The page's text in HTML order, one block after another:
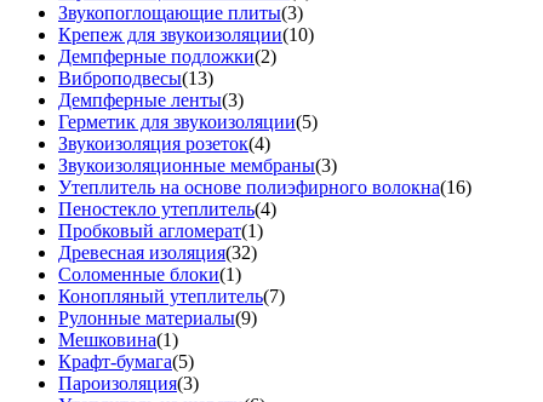
Звукопоглощающие плиты(3)
Крепеж для звукоизоляции(10)
Демпферные подложки(2)
Виброподвесы(13)
Демпферные ленты(3)
Герметик для звукоизоляции(5)
Звукоизоляция розеток(4)
Звукоизоляционные мембраны(3)
Утеплитель на основе полиэфирного волокна(16)
Пеностекло утеплитель(4)
Пробковый агломерат(1)
Древесная изоляция(32)
Соломенные блоки(1)
Конопляный утеплитель(7)
Рулонные материалы(9)
Мешковина(1)
Крафт-бумага(5)
Пароизоляция(3)